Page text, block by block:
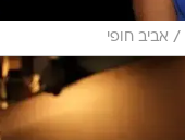
/ אביב חופי